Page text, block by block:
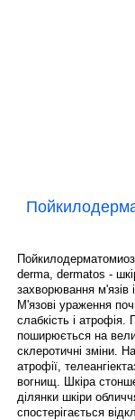
derma, dermatos -
захворювання м'язів
М'язові ураження
слабкість і атрофія.
поширюється на
склеротичні зміни.
атрофії,
вогнищ. Шкіра
ділянки шкіри
спостерігається